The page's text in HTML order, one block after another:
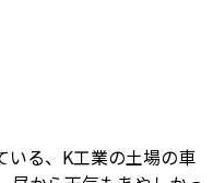
いる、K工業の土場の車